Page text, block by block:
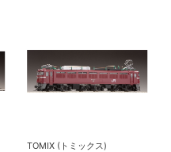
TOMIX (トミックス)